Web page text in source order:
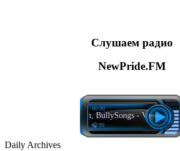
Слушаем радио
NewPride.FM
The Him, BullySongs - Violet Skies
00:00
🎧 90
Daily Archives